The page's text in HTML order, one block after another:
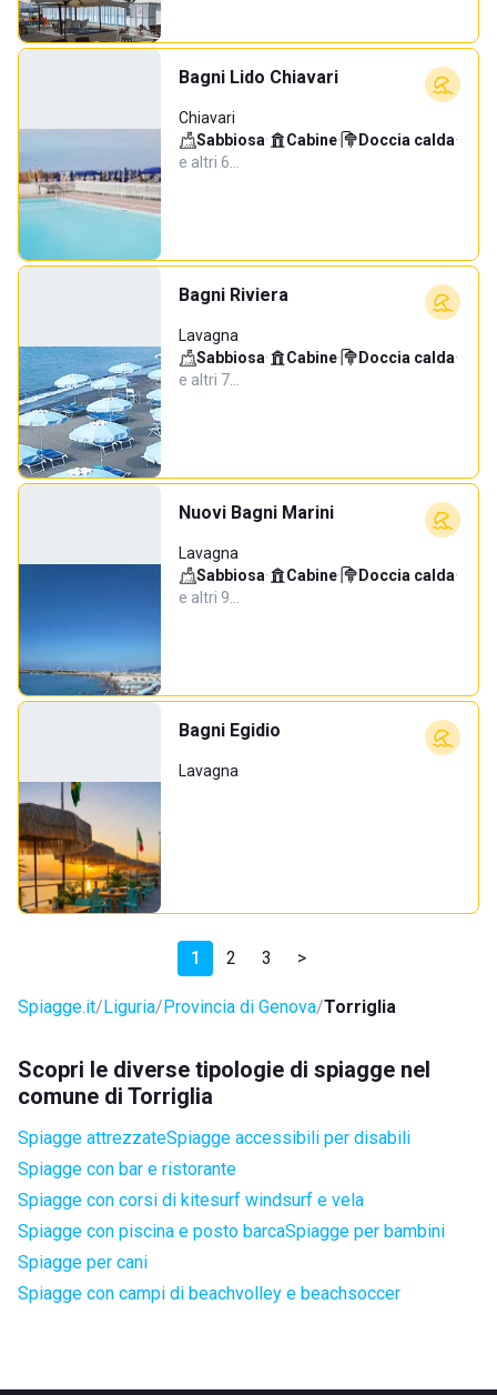
Bagni Lido Chiavari
Chiavari
Sabbiosa· Cabine· Doccia calda·
e altri 6…
Bagni Riviera
Lavagna
Sabbiosa· Cabine· Doccia calda·
e altri 7…
Nuovi Bagni Marini
Lavagna
Sabbiosa· Cabine· Doccia calda·
e altri 9…
Bagni Egidio
Lavagna
1 2 3 >
Spiagge.it Liguria Provincia di Genova Torriglia
Scopri le diverse tipologie di spiagge nel
comune di Torriglia
Spiagge attrezzateSpiagge accessibili per disabili
Spiagge con bar e ristorante
Spiagge con corsi di kitesurf windsurf e vela
Spiagge con piscina e posto barcaSpiagge per bambini
Spiagge per cani
Spiagge con campi di beachvolley e beachsoccer